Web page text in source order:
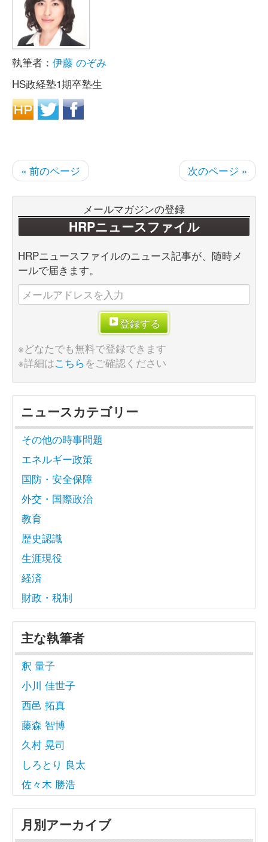
執筆者： 伊藤 のぞみ
HS政経塾1期卒塾生
« 前のページ 次のページ »
メールマガジンの登録
HRPニュースファイル
HRPニュースファイルのニュース記事が、随時メ
ールで届きます。
登録する
※どなたでも無料で登録できます
※詳細はこちらをご確認ください
ニュースカテゴリー
その他の時事問題
エネルギー政策
国防・安全保障
外交・国際政治
教育
歴史認識
生涯現役
経済
財政・税制
主な執筆者
釈 量子
小川 佳世子
西邑 拓真
藤森 智博
久村 晃司
しろとり 良太
佐々木 勝浩
月別アーカイブ